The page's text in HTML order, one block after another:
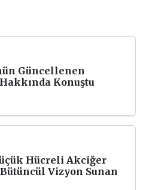
Güncellenen
Konuştu
Hücreli Akciğer
Vizyon Sunan